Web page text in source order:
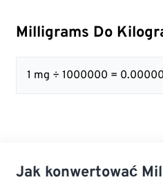
Milligrams Do
1 mg ÷ 1000000 =
Jak konwertować